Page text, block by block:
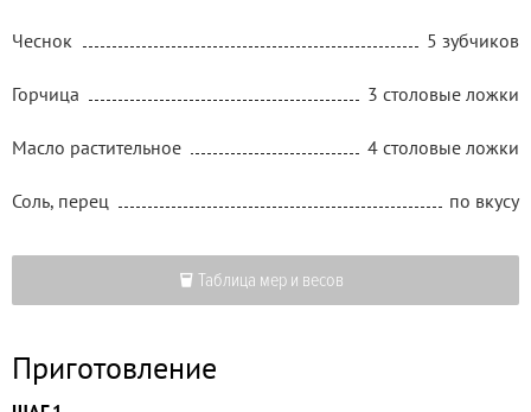
Чеснок 5 зубчиков
Горчица 3 столовые ложки
Масло растительное 4 столовые ложки
Соль, перец по вкусу
Таблица мер и весов
Приготовление